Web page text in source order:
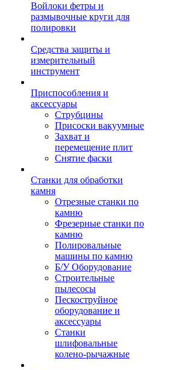
Войлоки фетры и
размывочные круги для
полировки
Средства защиты и
измерительный
инструмент
Приспособления и
аксессуары
Струбцины
Присоски вакуумные
Захват и
перемещение плит
Снятие фаски
Станки для обработки
камня
Отрезные станки по
камню
Фрезерные станки по
камню
Полировальные
машины по камню
Б/У Оборудование
Строительные
пылесосы
Пескоструйное
оборудование и
аксессуары
Станки
шлифовальные
колено-рычажные